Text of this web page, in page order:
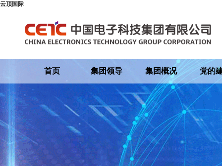
云顶国际
首页 集团领导 集团概况 党的